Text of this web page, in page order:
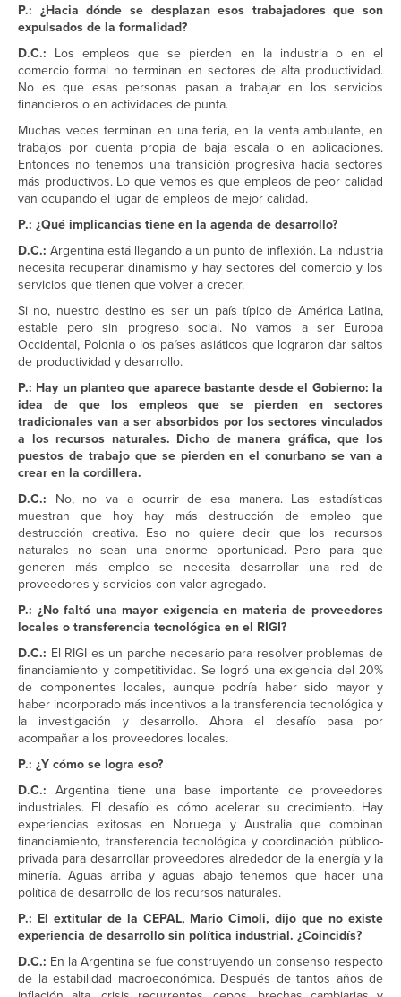
P.: ¿Hacia dónde se desplazan esos trabajadores que son
expulsados de la formalidad?
D.C.: Los empleos que se pierden en la industria o en el
comercio formal no terminan en sectores de alta productividad.
No es que esas personas pasan a trabajar en los servicios
financieros o en actividades de punta.
Muchas veces terminan en una feria, en la venta ambulante, en
trabajos por cuenta propia de baja escala o en aplicaciones.
Entonces no tenemos una transición progresiva hacia sectores
más productivos. Lo que vemos es que empleos de peor calidad
van ocupando el lugar de empleos de mejor calidad.
P.: ¿Qué implicancias tiene en la agenda de desarrollo?
D.C.: Argentina está llegando a un punto de inflexión. La industria
necesita recuperar dinamismo y hay sectores del comercio y los
servicios que tienen que volver a crecer.
Si no, nuestro destino es ser un país típico de América Latina,
estable pero sin progreso social. No vamos a ser Europa
Occidental, Polonia o los países asiáticos que lograron dar saltos
de productividad y desarrollo.
P.: Hay un planteo que aparece bastante desde el Gobierno: la
idea de que los empleos que se pierden en sectores
tradicionales van a ser absorbidos por los sectores vinculados
a los recursos naturales. Dicho de manera gráfica, que los
puestos de trabajo que se pierden en el conurbano se van a
crear en la cordillera.
D.C.: No, no va a ocurrir de esa manera. Las estadísticas
muestran que hoy hay más destrucción de empleo que
destrucción creativa. Eso no quiere decir que los recursos
naturales no sean una enorme oportunidad. Pero para que
generen más empleo se necesita desarrollar una red de
proveedores y servicios con valor agregado.
P.: ¿No faltó una mayor exigencia en materia de proveedores
locales o transferencia tecnológica en el RIGI?
D.C.: El RIGI es un parche necesario para resolver problemas de
financiamiento y competitividad. Se logró una exigencia del 20%
de componentes locales, aunque podría haber sido mayor y
haber incorporado más incentivos a la transferencia tecnológica y
la investigación y desarrollo. Ahora el desafío pasa por
acompañar a los proveedores locales.
P.: ¿Y cómo se logra eso?
D.C.: Argentina tiene una base importante de proveedores
industriales. El desafío es cómo acelerar su crecimiento. Hay
experiencias exitosas en Noruega y Australia que combinan
financiamiento, transferencia tecnológica y coordinación público-
privada para desarrollar proveedores alrededor de la energía y la
minería. Aguas arriba y aguas abajo tenemos que hacer una
política de desarrollo de los recursos naturales.
P.: El extitular de la CEPAL, Mario Cimoli, dijo que no existe
experiencia de desarrollo sin política industrial. ¿Coincidís?
D.C.: En la Argentina se fue construyendo un consenso respecto
de la estabilidad macroeconómica. Después de tantos años de